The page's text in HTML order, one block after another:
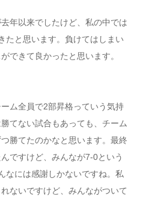
年以来でしたけど、私の中では
たと思います。負けてはしまい
できて良かったと思います。
ム全員で2部昇格っていう気持
てない試合もあっても、チーム
勝てたのかなと思います。最終
ですけど、みんなが7-0という
なには感謝しかないですね。私
ないですけど、みんながついて